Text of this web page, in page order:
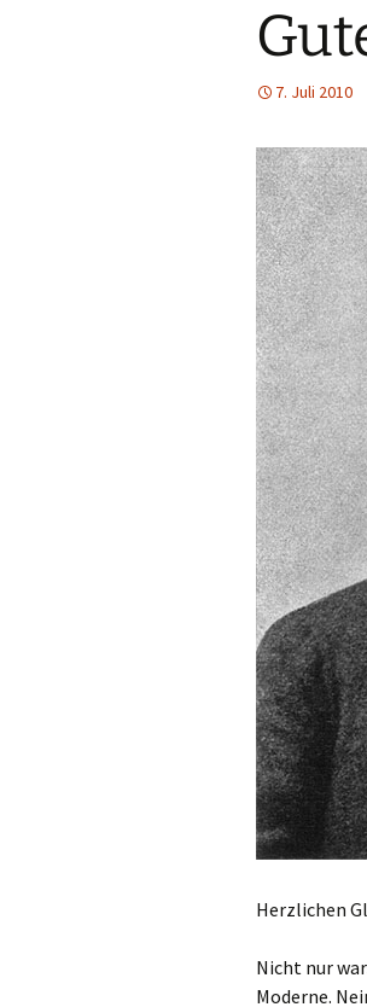
7. Juli 2010
Herzlichen
Nicht nur
Moderne.